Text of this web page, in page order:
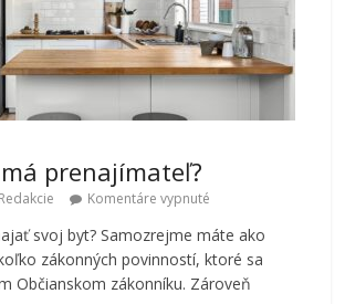
prenajímateľ?
Redakcie Komentáre vypnuté
svoj byt? Samozrejme máte ako
zákonných povinností, ktoré sa
Občianskom zákonníku. Zároveň